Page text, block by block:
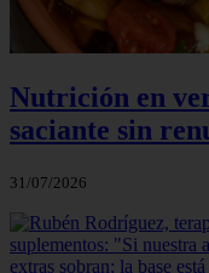
Nutrición en
saciante sin
31/07/2026